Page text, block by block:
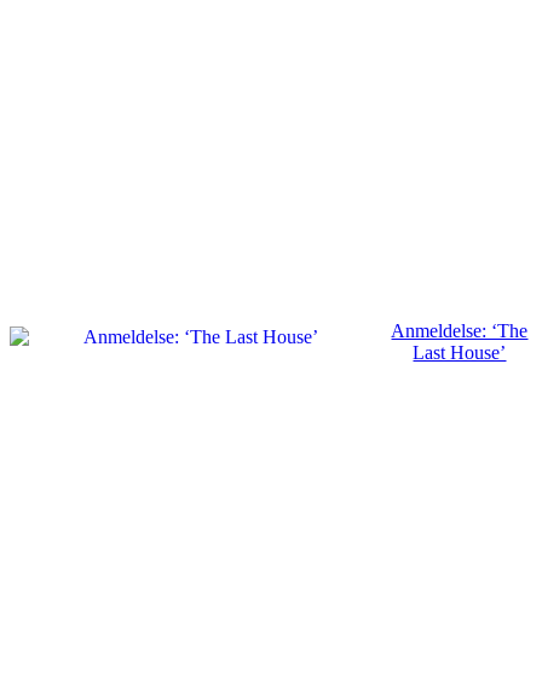
Anmeldelse: ‘The
Last House’